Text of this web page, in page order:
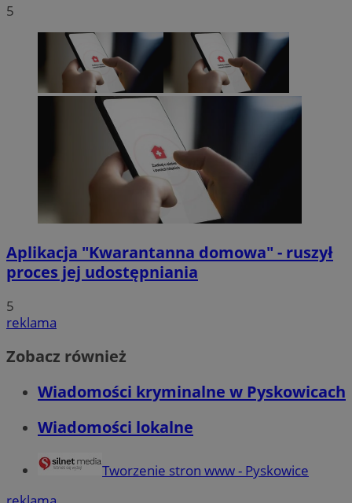
5
Aplikacja "Kwarantanna domowa" - ruszył
proces jej udostępniania
5
reklama
Zobacz również
Wiadomości kryminalne w Pyskowicach
Wiadomości lokalne
Tworzenie stron www - Pyskowice